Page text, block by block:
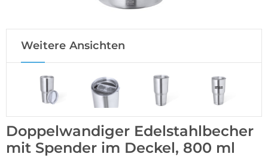
Weitere Ansichten
Doppelwandiger Edelstahlbecher
mit Spender im Deckel, 800 ml